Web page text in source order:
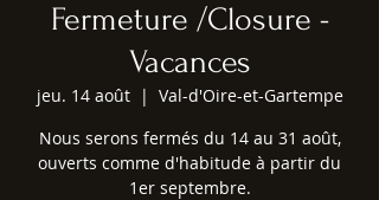
Fermeture /Closure -
Vacances
jeu. 14 août
  |
Val-d'Oire-et-Gartempe
Nous serons fermés du 14 au 31 août,
ouverts comme d'habitude à partir du
1er septembre.